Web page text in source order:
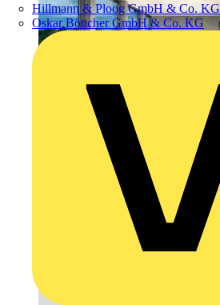
Hillmann & Ploog GmbH & Co. KG
Oskar Böttcher GmbH & Co. KG